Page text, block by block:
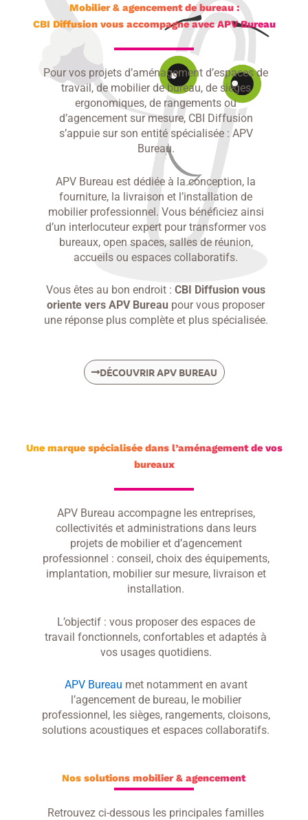
Mobilier & agencement de bureau :
CBI Diffusion vous accompagne avec APV Bureau
Pour vos projets d’aménagement d’espaces de
travail, de mobilier de bureau, de sièges
ergonomiques, de rangements ou
d’agencement sur mesure, CBI Diffusion
s’appuie sur son entité spécialisée : APV
Bureau.
APV Bureau est dédiée à la conception, la
fourniture, la livraison et l’installation de
mobilier professionnel. Vous bénéficiez ainsi
d’un interlocuteur expert pour transformer vos
bureaux, open spaces, salles de réunion,
accueils ou espaces collaboratifs.
Vous êtes au bon endroit : CBI Diffusion vous
oriente vers APV Bureau pour vous proposer
une réponse plus complète et plus spécialisée.
DÉCOUVRIR APV BUREAU
Une marque spécialisée dans l’aménagement de vos
bureaux
APV Bureau accompagne les entreprises,
collectivités et administrations dans leurs
projets de mobilier et d’agencement
professionnel : conseil, choix des équipements,
implantation, mobilier sur mesure, livraison et
installation.
L’objectif : vous proposer des espaces de
travail fonctionnels, confortables et adaptés à
vos usages quotidiens.
APV Bureau met notamment en avant
l’agencement de bureau, le mobilier
professionnel, les sièges, rangements, cloisons,
solutions acoustiques et espaces collaboratifs.
Nos solutions mobilier & agencement
Retrouvez ci-dessous les principales familles